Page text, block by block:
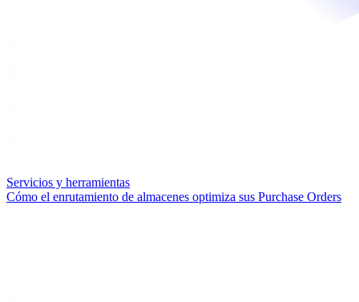
Servicios y herramientas
Cómo el enrutamiento de almacenes optimiza sus Purchase Orders